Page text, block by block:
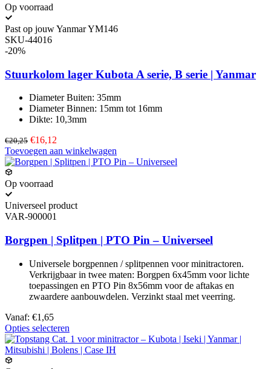
Op voorraad
Past op jouw Yanmar YM146
SKU-44016
-20%
Stuurkolom lager Kubota A serie, B serie | Yanmar
Diameter Buiten: 35mm
Diameter Binnen: 15mm tot 16mm
Dikte: 10,3mm
€20,25 €16,12
Toevoegen aan winkelwagen
Op voorraad
Universeel product
VAR-900001
Borgpen | Splitpen | PTO Pin – Universeel
Universele borgpennen / splitpennen voor minitractoren.
Verkrijgbaar in twee maten: Borgpen 6x45mm voor lichte
toepassingen en PTO Pin 8x56mm voor de aftakas en
zwaardere aanbouwdelen. Verzinkt staal met veerring.
Vanaf: €1,65
Opties selecteren
product
heeft